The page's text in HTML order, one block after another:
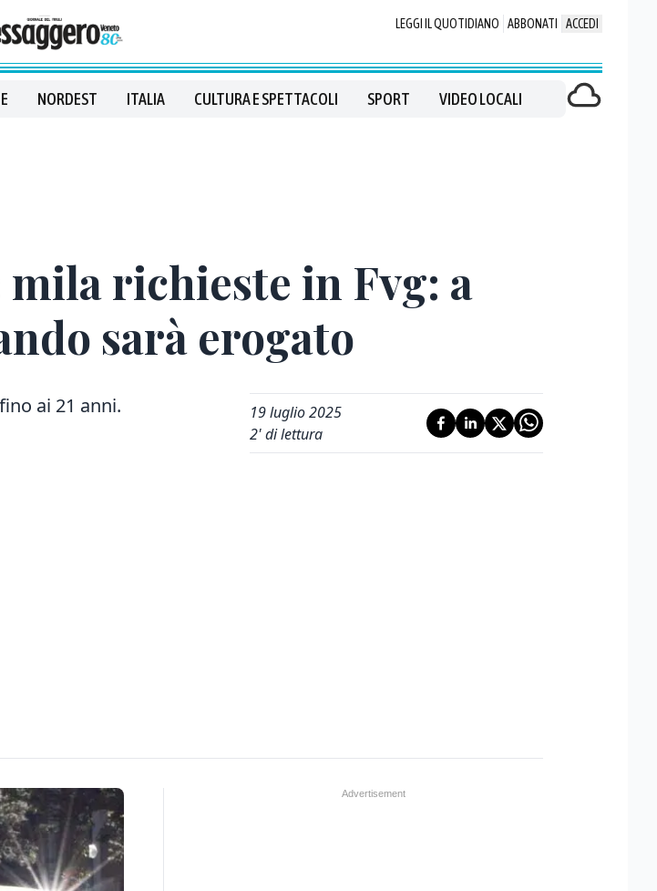
LEGGI IL QUOTIDIANO ABBONATI ACCEDI
NORDEST ITALIA CULTURA E SPETTACOLI SPORT VIDEO LOCALI
mila richieste in Fvg: a
sarà erogato
ai 21 anni.
19 luglio 2025
2' di lettura